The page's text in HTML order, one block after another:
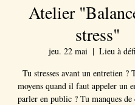
Atelier
stress"
jeu. 22 mai
  |
Lieu à
Tu stresses avant un entretien ?
moyens quand il faut appeler un
parler en public ? Tu manques de